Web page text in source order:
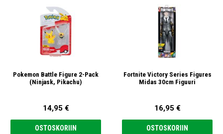
Pokemon Battle Figure 2-Pack
(Ninjask, Pikachu)
14,95 €
OSTOSKORIIN
Fortnite Victory Series Figures
Midas 30cm Figuuri
16,95 €
OSTOSKORIIN